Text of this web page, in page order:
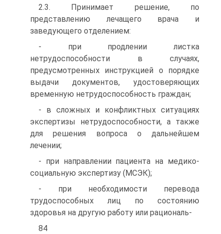
2.3. Принимает решение, по
представлению лечащего врача и
заведующего отделением:
- при продлении листка
нетрудоспособности в случаях,
предусмотренных инструкцией о порядке
выдачи документов, удостоверяющих
временную нетрудоспособность граждан;
- в сложных и конфликтных ситуациях
экспертизы нетрудоспособности, а также
для решения вопроса о дальнейшем
лечении;
- при направлении пациента на медико-
социальную экспертизу (МСЭК);
- при необходимости перевода
трудоспособных лиц по состоянию
здоровья на другую работу или рациональ-
84